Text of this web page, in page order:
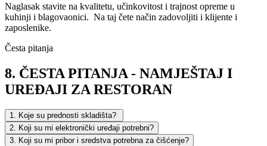
Naglasak stavite na kvalitetu, učinkovitost i trajnost opreme u
kuhinji i blagovaonici. Na taj čete način zadovoljiti i klijente i
zaposlenike.
Česta pitanja
8. ČESTA PITANJA - NAMJEŠTAJ I
UREĐAJI ZA RESTORAN
1. Koje su prednosti skladišta?
2. Koji su mi elektronički uređaji potrebni?
3. Koji su mi pribor i sredstva potrebna za čišćenje?